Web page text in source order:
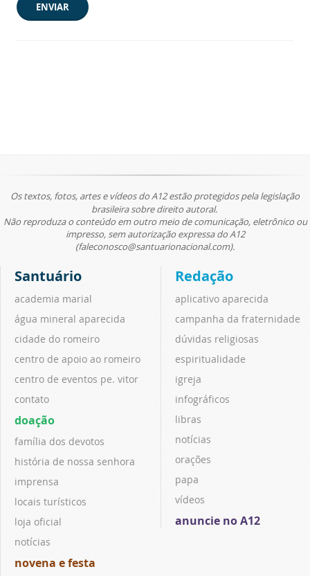
ENVIAR
Os textos, fotos, artes e vídeos do A12 estão protegidos pela legislação
brasileira sobre direito autoral.
Não reproduza o conteúdo em outro meio de comunicação, eletrônico ou
impresso, sem autorização expressa do A12
(faleconosco@santuarionacional.com).
Santuário
academia marial
água mineral aparecida
cidade do romeiro
centro de apoio ao romeiro
centro de eventos pe. vitor
contato
doação
família dos devotos
história de nossa senhora
imprensa
locais turísticos
loja oficial
notícias
novena e festa
Redação
aplicativo aparecida
campanha da fraternidade
dúvidas religiosas
espiritualidade
igreja
infográficos
libras
notícias
orações
papa
vídeos
anuncie no A12